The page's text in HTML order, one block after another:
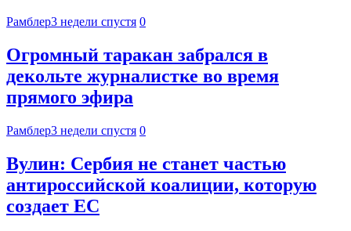
Рамблер3 недели спустя 0
Огромный таракан забрался в
декольте журналистке во время
прямого эфира
Рамблер3 недели спустя 0
Вулин: Сербия не станет частью
антироссийской коалиции, которую
создает ЕС